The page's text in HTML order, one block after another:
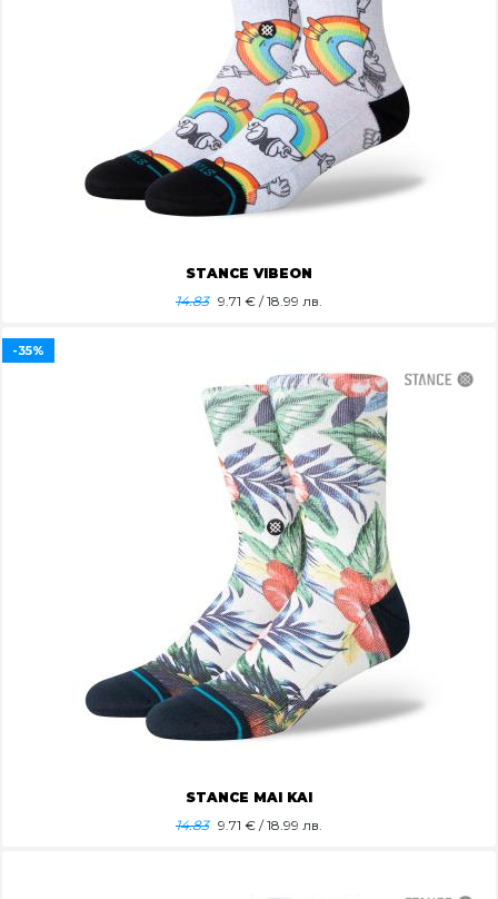
STANCE VIBEON
14.83 9.71 € / 18.99 лв.
STANCE MAI KAI
14.83 9.71 € / 18.99 лв.
-35%